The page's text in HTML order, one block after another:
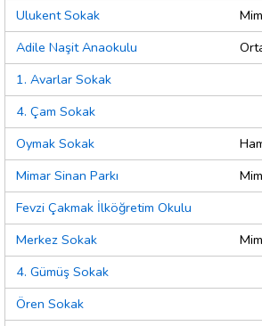
Ulukent Sokak
Adile Naşit Anaokulu
1. Avarlar Sokak
4. Çam Sokak
Oymak Sokak
Mimar Sinan Parkı
Fevzi Çakmak İlköğretim Okulu
Merkez Sokak
4. Gümüş Sokak
Ören Sokak